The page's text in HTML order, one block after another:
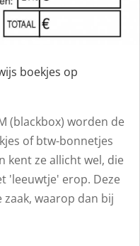
boekjes op
(blackbox) worden de
of btw-bonnetjes
kent ze allicht wel, die
'leeuwtje' erop. Deze
waarop dan bij